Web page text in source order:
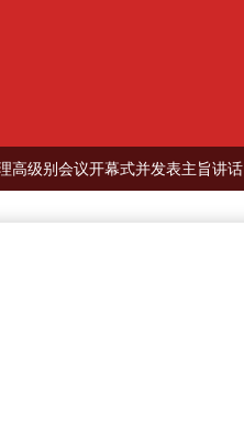
高级别会议开幕式并发表主旨讲话